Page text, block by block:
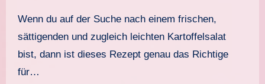
ganz ohne Mayonnaise
Wenn du auf der Suche nach einem frischen,
sättigenden und zugleich leichten Kartoffelsalat
bist, dann ist dieses Rezept genau das Richtige
für…